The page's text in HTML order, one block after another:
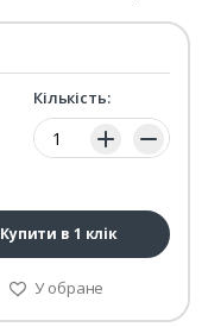
Кількість:
Кількість:
Купити в 1 клік
У обране